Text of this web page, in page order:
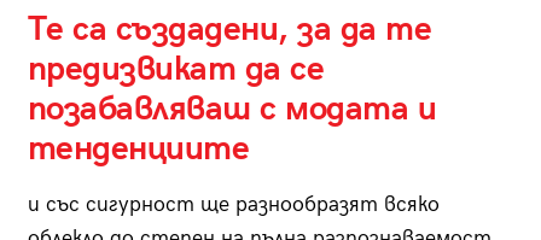
Те са създадени, за да те
предизвикат да се
позабавляваш с модата и
тенденциите
и със сигурност ще разнообразят всяко